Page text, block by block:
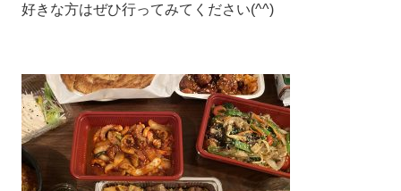
好きな方はぜひ行ってみてください(^^)